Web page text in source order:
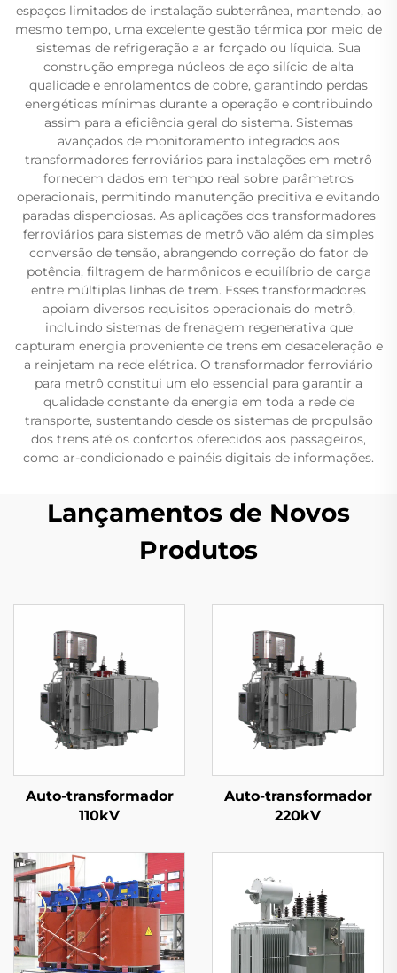
espaços limitados de instalação subterrânea, mantendo, ao
mesmo tempo, uma excelente gestão térmica por meio de
sistemas de refrigeração a ar forçado ou líquida. Sua
construção emprega núcleos de aço silício de alta
qualidade e enrolamentos de cobre, garantindo perdas
energéticas mínimas durante a operação e contribuindo
assim para a eficiência geral do sistema. Sistemas
avançados de monitoramento integrados aos
transformadores ferroviários para instalações em metrô
fornecem dados em tempo real sobre parâmetros
operacionais, permitindo manutenção preditiva e evitando
paradas dispendiosas. As aplicações dos transformadores
ferroviários para sistemas de metrô vão além da simples
conversão de tensão, abrangendo correção do fator de
potência, filtragem de harmônicos e equilíbrio de carga
entre múltiplas linhas de trem. Esses transformadores
apoiam diversos requisitos operacionais do metrô,
incluindo sistemas de frenagem regenerativa que
capturam energia proveniente de trens em desaceleração e
a reinjetam na rede elétrica. O transformador ferroviário
para metrô constitui um elo essencial para garantir a
qualidade constante da energia em toda a rede de
transporte, sustentando desde os sistemas de propulsão
dos trens até os confortos oferecidos aos passageiros,
como ar-condicionado e painéis digitais de informações.
Lançamentos de Novos
Produtos
Auto-transformador
110kV
Auto-transformador
220kV